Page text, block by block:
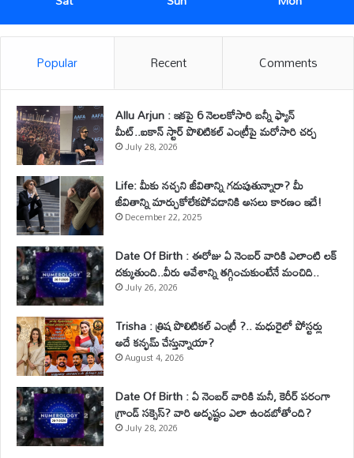
Popular Recent Comments
Allu Arjun : ఇకపై 6 నెలలకోసారి బన్నీ ఫ్యాన్
మీట్..ఐకాన్ స్టార్ పొలిటికల్ ఎంట్రీపై మరోసారి చర్చ
July 28, 2026
Life: మీకు నచ్చని జీవితాన్ని గడుపుతున్నారా? మీ
జీవితాన్ని మార్చుకోలేకపోవడానికి అసలు కారణం ఇదే!
December 22, 2025
Date Of Birth : ఈరోజు ఏ నెంబర్ వారికి ఎలాంటి లక్
దక్కుతుంది..వీరు ఆవేశాన్ని తగ్గించుకుంటేనే మంచిది..
July 26, 2026
Trisha : త్రిష పొలిటికల్ ఎంట్రీ ?.. మధురైలో పోస్టర్లు
అదే కన్ఫమ్ చేస్తున్నాయా?
August 4, 2026
Date Of Birth : ఏ నెంబర్ వారికి మనీ, కెరీర్ పరంగా
గ్రాండ్ సక్సెస్? వారి అదృష్టం ఎలా ఉండబోతోంది?
July 28, 2026